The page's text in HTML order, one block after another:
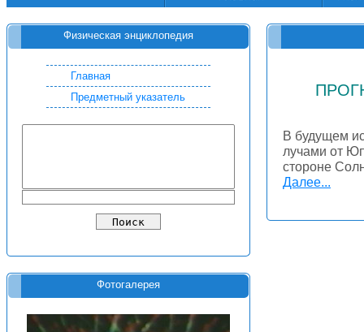
Физическая энциклопедия
Главная
Предметный указатель
Фотогалерея
В будущем
лучами от
стороне
Далее...